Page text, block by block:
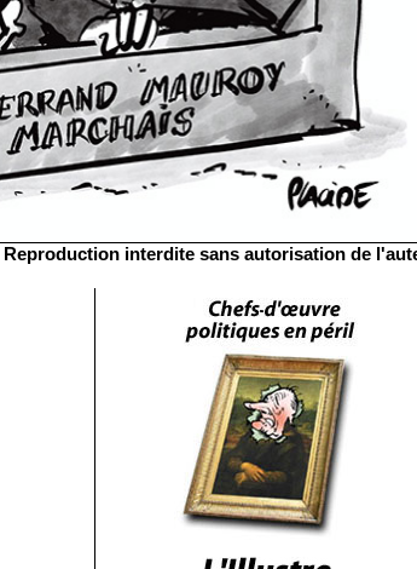
Reproduction interdite sans autorisation de